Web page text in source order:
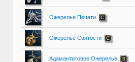
Ожерелье Печати
Ожерелье Святости
Адамантитовое Ожерелье